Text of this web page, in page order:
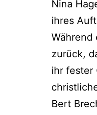
Nina
ihres
Während
zurück,
ihr fester
Bert